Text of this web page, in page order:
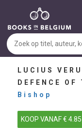
LUCIUS
DEFENCE
Bishop
KOOP VANAF € 4.85